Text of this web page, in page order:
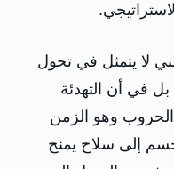
لا يتمثل في تحول
في أن التهدئة
الحروب وهو الزمن
إلى سلاح يمنح